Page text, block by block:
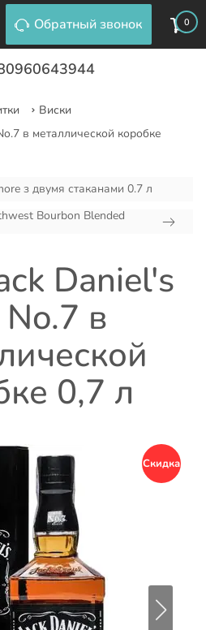
Обратный звонок 0
Виски
в металлической коробке
з двумя стаканами 0.7 л
Bourbon Blended
Daniel's
в
0,7 л
Скидка